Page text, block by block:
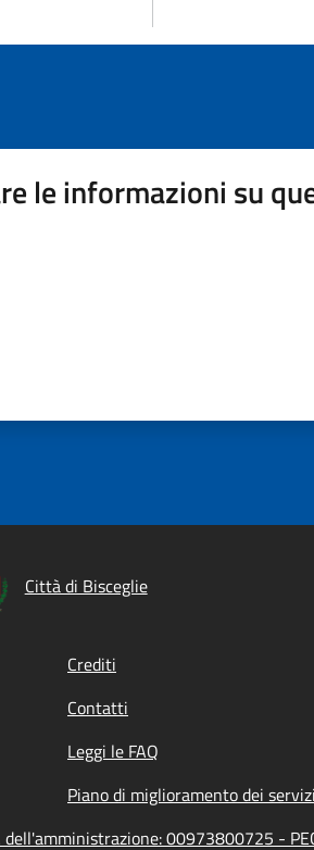
le informazioni su
Città di Bisceglie
Crediti
Contatti
Leggi le FAQ
Piano di miglioramento dei servizi
00973800725 -